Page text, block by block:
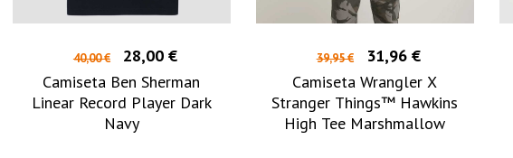
40,00 €
28,00 €
Camiseta Ben Sherman
Linear Record Player Dark
Navy
39,95 €
31,96 €
Camiseta Wrangler X
Stranger Things™ Hawkins
High Tee Marshmallow